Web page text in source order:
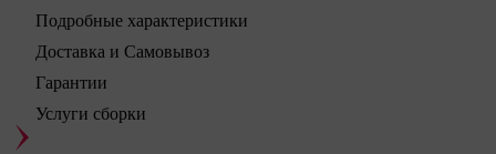
Подробные характеристики
Доставка и Самовывоз
Гарантии
Услуги сборки